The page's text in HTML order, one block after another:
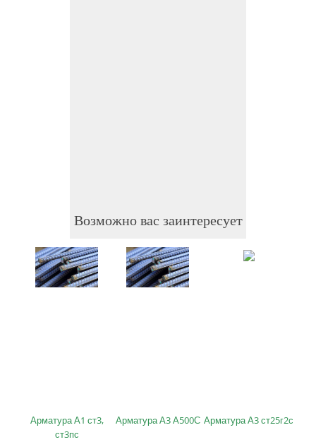
Возможно вас заинтересует
Арматура А1 ст3,
ст3пс
Арматура А3 А500С Арматура А3 ст25г2с